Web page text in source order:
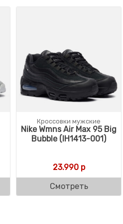
Кроссовки мужские
Nike Wmns Air Max 95 Big
Bubble (IH1413-001)
23.990р
Смотреть